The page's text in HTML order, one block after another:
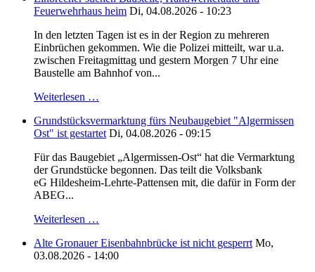
Feuerwehrhaus heim Di, 04.08.2026 - 10:23
In den letzten Tagen ist es in der Region zu mehreren
Einbrüchen gekommen. Wie die Polizei mitteilt, war u.a.
zwischen Freitagmittag und gestern Morgen 7 Uhr eine
Baustelle am Bahnhof von...
Weiterlesen …
Grundstücksvermarktung fürs Neubaugebiet "Algermissen
Ost" ist gestartet Di, 04.08.2026 - 09:15
Für das Baugebiet „Algermissen-Ost“ hat die Vermarktung
der Grundstücke begonnen. Das teilt die Volksbank
eG Hildesheim-Lehrte-Pattensen mit, die dafür in Form der
ABEG...
Weiterlesen …
Alte Gronauer Eisenbahnbrücke ist nicht gesperrt Mo,
03.08.2026 - 14:00